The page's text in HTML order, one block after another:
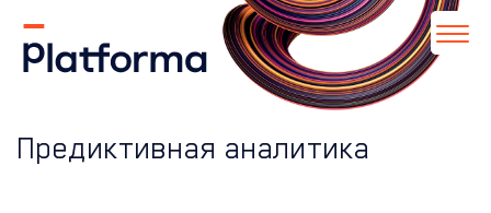
Предиктивная аналитика